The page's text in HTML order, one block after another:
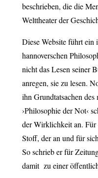
beschrieben, die die
Welttheater der
Diese Website führt ein
hannoverschen
nicht das Lesen seiner
anregen, sie zu lesen.
ihn Grundtatsachen des
›Philosophie der Not‹
der Wirklichkeit an. Für
Stoff, der an und für
So schrieb er für
damit zu einer